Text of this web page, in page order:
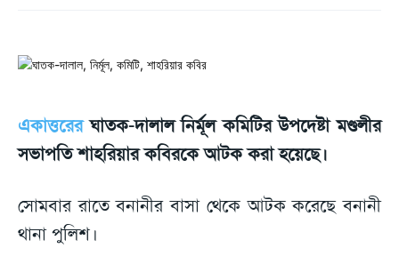
একাত্তরেরঘাতক-দালাল নির্মূল কমিটির উপদেষ্টা মণ্ডলীর
সভাপতি শাহরিয়ার কবিরকে আটক করা হয়েছে।
সোমবার রাতে বনানীর বাসা থেকে আটক করেছে বনানী
থানা পুলিশ।